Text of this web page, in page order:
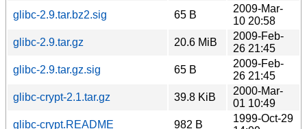
glibc-2.9.tar.bz2.sig
65 B
2009-Mar-
10 20:58
glibc-2.9.tar.gz
20.6 MiB
2009-Feb-
26 21:45
glibc-2.9.tar.gz.sig
65 B
2009-Feb-
26 21:45
glibc-crypt-2.1.tar.gz
39.8 KiB
2000-Mar-
01 10:49
glibc-crypt.README
982 B
1999-Oct-29